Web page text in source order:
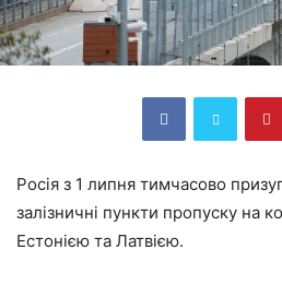
Росія з 1 липня тимчасово
залізничні пункти пропуску на
Естонією та Латвією.